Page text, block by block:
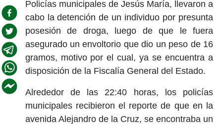
Policías municipales de Jesús María, llevaron a
cabo la detención de un individuo por presunta
posesión de droga, luego de que le fuera
asegurado un envoltorio que dio un peso de 16
gramos, motivo por el cual, ya se encuentra a
disposición de la Fiscalía General del Estado.
Alrededor de las 22:40 horas, los policías
municipales recibieron el reporte de que en la
avenida Alejandro de la Cruz, se encontraba un